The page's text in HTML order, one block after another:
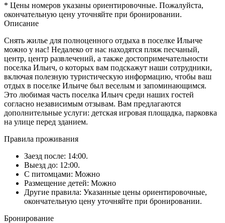
* Цены номеров указаны ориентировочные. Пожалуйста,
окончательную цену уточняйте при бронировании.
Описание
Снять жилье для полноценного отдыха в поселке Ильиче
можно у нас! Недалеко от нас находятся пляж песчаный,
центр, центр развлечений, а также достопримечательности
поселка Ильич, о которых вам подскажут наши сотрудники,
включая полезную туристическую информацию, чтобы ваш
отдых в поселке Ильиче был веселым и запоминающимся.
Это любимая часть поселка Ильич среди наших гостей
согласно независимым отзывам. Вам предлагаются
дополнительные услуги: детская игровая площадка, парковка
на улице перед зданием.
Правила проживания
Заезд после: 14:00.
Выезд до: 12:00.
С питомцами: Можно
Размещение детей: Можно
Другие правила: Указанные цены ориентировочные,
окончательную цену уточняйте при бронировании.
Бронирование